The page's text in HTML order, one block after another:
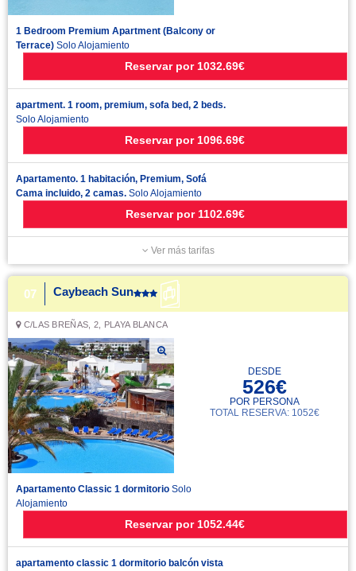
1 Bedroom Premium Apartment (Balcony or
Terrace) Solo Alojamiento
Reservar por 1032.69€
apartment. 1 room, premium, sofa bed, 2 beds.
Solo Alojamiento
Reservar por 1096.69€
Apartamento. 1 habitación, Premium, Sofá
Cama incluido, 2 camas. Solo Alojamiento
Reservar por 1102.69€
Ver más tarifas
07 Caybeach Sun
C/LAS BREÑAS, 2, PLAYA BLANCA
DESDE
526€
POR PERSONA
TOTAL RESERVA: 1052€
Apartamento Classic 1 dormitorio Solo
Alojamiento
Reservar por 1052.44€
apartamento classic 1 dormitorio balcón vista